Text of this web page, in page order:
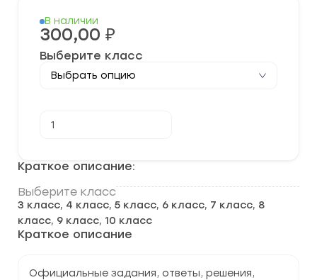
Краткое описание:
Выберите класс
3 класс, 4 класс, 5 класс, 6 класс, 7 класс, 8
класс, 9 класс, 10 класс
Краткое описание
Официальные задания, ответы, решения,
В наличии
300,00 ₽
Выберите класс
товара
Пригласительный
школьный
этап
ВСОШ
по
Физической
культуре
2024-